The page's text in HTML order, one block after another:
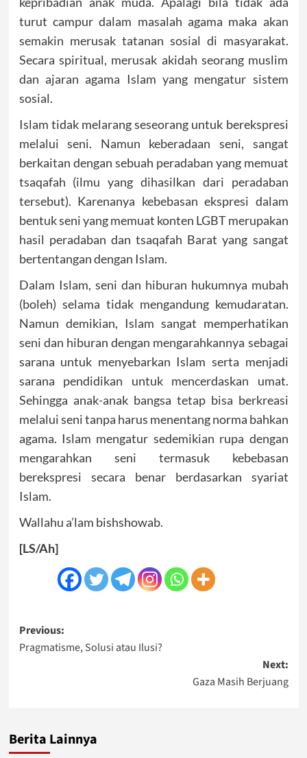
turut campur dalam masalah agama maka akan
semakin merusak tatanan sosial di masyarakat.
Secara spiritual, merusak akidah seorang muslim
dan ajaran agama Islam yang mengatur sistem
sosial.
Islam tidak melarang seseorang untuk berekspresi
melalui seni. Namun keberadaan seni, sangat
berkaitan dengan sebuah peradaban yang memuat
tsaqafah (ilmu yang dihasilkan dari peradaban
tersebut). Karenanya kebebasan ekspresi dalam
bentuk seni yang memuat konten LGBT merupakan
hasil peradaban dan tsaqafah Barat yang sangat
bertentangan dengan Islam.
Dalam Islam, seni dan hiburan hukumnya mubah
(boleh) selama tidak mengandung kemudaratan.
Namun demikian, Islam sangat memperhatikan
seni dan hiburan dengan mengarahkannya sebagai
sarana untuk menyebarkan Islam serta menjadi
sarana pendidikan untuk mencerdaskan umat.
Sehingga anak-anak bangsa tetap bisa berkreasi
melalui seni tanpa harus menentang norma bahkan
agama. Islam mengatur sedemikian rupa dengan
mengarahkan seni termasuk kebebasan
berekspresi secara benar berdasarkan syariat
Islam.
Wallahu a’lam bishshowab.
[LS/Ah]
Post
navigation
Previous:
Pragmatisme, Solusi atau Ilusi?
Next:
Gaza Masih Berjuang
Berita Lainnya